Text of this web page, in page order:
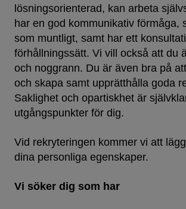
lösningsorienterad, kan arbeta
har en god kommunikativ förmåga,
som muntligt, samt har ett
förhållningssätt. Vi vill också att du
och noggrann. Du är även bra på
och skapa samt upprätthålla goda
Saklighet och opartiskhet är
utgångspunkter för dig.
Vid rekryteringen kommer vi att
dina personliga egenskaper.
Vi söker dig som har